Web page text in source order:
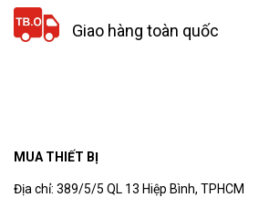
Giao hàng toàn quốc
MUA THIẾT BỊ
Địa chỉ: 389/5/5 QL 13 Hiệp Bình, TPHCM